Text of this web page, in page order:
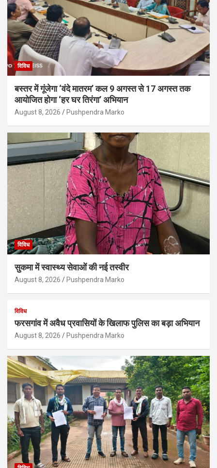
विविध
बस्तर में गूंजेगा ‘वंदे मातरम’ कल 9 अगस्त से 17 अगस्त तक
आयोजित होगा ‘हर घर तिरंगा’ अभियान
August 8, 2026 Pushpendra Marko
विविध
सुकमा में स्वास्थ्य सेवाओं की नई तस्वीर
August 8, 2026 Pushpendra Marko
विविध
फरसगांव में अवैध प्रवासियों के खिलाफ पुलिस का बड़ा अभियान
August 8, 2026 Pushpendra Marko